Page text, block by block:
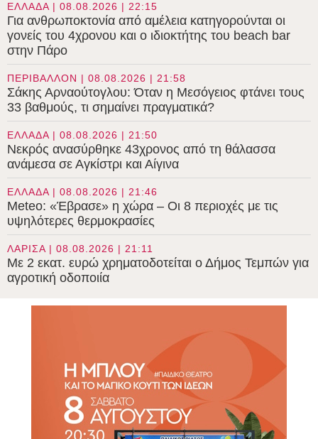
ΕΛΛΑΔΑ | 08.08.2026 | 22:15
Για ανθρωποκτονία από αμέλεια κατηγορούνται οι
γονείς του 4χρονου και ο ιδιοκτήτης του beach bar
στην Πάρο
ΠΕΡΙΒΑΛΛΟΝ | 08.08.2026 | 21:58
Σάκης Αρναούτογλου: Όταν η Μεσόγειος φτάνει τους
33 βαθμούς, τι σημαίνει πραγματικά?
ΕΛΛΑΔΑ | 08.08.2026 | 21:50
Νεκρός ανασύρθηκε 43χρονος από τη θάλασσα
ανάμεσα σε Αγκίστρι και Αίγινα
ΕΛΛΑΔΑ | 08.08.2026 | 21:46
Meteo: «Έβρασε» η χώρα – Οι 8 περιοχές με τις
υψηλότερες θερμοκρασίες
ΛΑΡΙΣΑ | 08.08.2026 | 21:11
Με 2 εκατ. ευρώ χρηματοδοτείται ο Δήμος Τεμπών για
αγροτική οδοποιία